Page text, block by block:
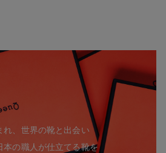
れ、世界の靴と出会い
本の職人が仕立てる靴を